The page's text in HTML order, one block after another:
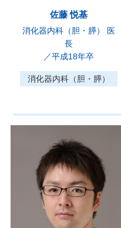
佐藤 悦基
消化器内科（胆・膵） 医
長
／平成18年卒
消化器内科（胆・膵）